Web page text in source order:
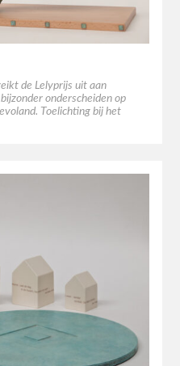
de Lelyprijs uit aan
onderscheiden op
Toelichting bij het